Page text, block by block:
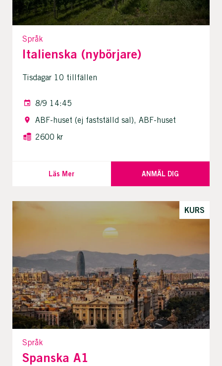
Språk
Italienska (nybörjare)
Tisdagar 10 tillfällen
8/9 14:45
ABF-huset (ej fastställd sal), ABF-huset
2600 kr
Läs Mer ANMÄL DIG
KURS
Språk
Spanska A1